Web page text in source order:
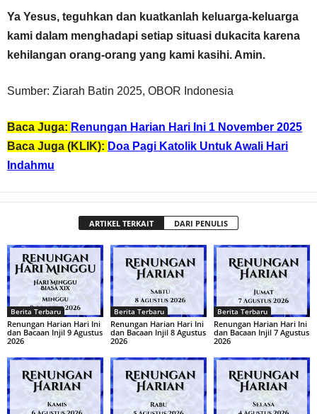
Ya Yesus, teguhkan dan kuatkanlah keluarga-keluarga
kami dalam menghadapi setiap situasi dukacita karena
kehilangan orang-orang yang kami kasihi. Amin.
Sumber: Ziarah Batin 2025, OBOR Indonesia
Baca Juga: Renungan Harian Hari Ini 1 November 2025
Baca Juga (KLIK): Doa Pagi Katolik Untuk Awali Hari
Indahmu
ARTIKEL TERKAIT DARI PENULIS
Berita Terbaru
Renungan Harian Hari Ini
dan Bacaan Injil 9 Agustus
2026
Berita Terbaru
Renungan Harian Hari Ini
dan Bacaan Injil 8 Agustus
2026
Berita Terbaru
Renungan Harian Hari Ini
dan Bacaan Injil 7 Agustus
2026